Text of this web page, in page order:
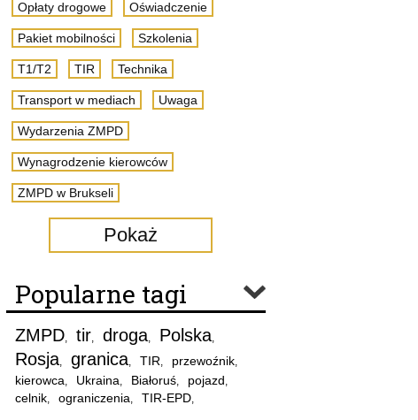
Opłaty drogowe Oświadczenie
Pakiet mobilności Szkolenia
T1/T2 TIR Technika
Transport w mediach Uwaga
Wydarzenia ZMPD
Wynagrodzenie kierowców
ZMPD w Brukseli
Pokaż
Popularne tagi
ZMPD, tir, droga, Polska,
Rosja, granica, TIR, przewoźnik,
kierowca, Ukraina, Białoruś, pojazd,
celnik, ograniczenia, TIR-EPD,